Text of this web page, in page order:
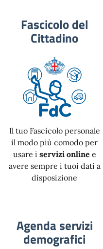
Fascicolo del
Cittadino
Il tuo Fascicolo personale
il modo più comodo per
usare i servizi online e
avere sempre i tuoi dati a
disposizione
Agenda servizi
demografici